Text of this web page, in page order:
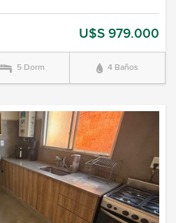
U$S 979.000
5 Dorm 4 Baños